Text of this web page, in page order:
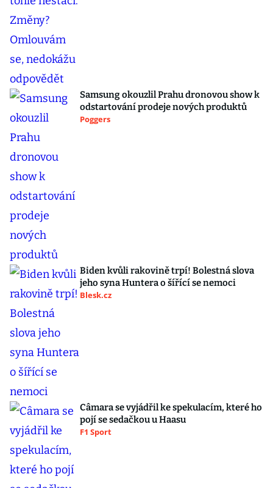
Samsung okouzlil Prahu dronovou show k
odstartování prodeje nových produktů
Poggers
Biden kvůli rakovině trpí! Bolestná slova
jeho syna Huntera o šířící se nemoci
Blesk.cz
Câmara se vyjádřil ke spekulacím, které ho
pojí se sedačkou u Haasu
F1 Sport